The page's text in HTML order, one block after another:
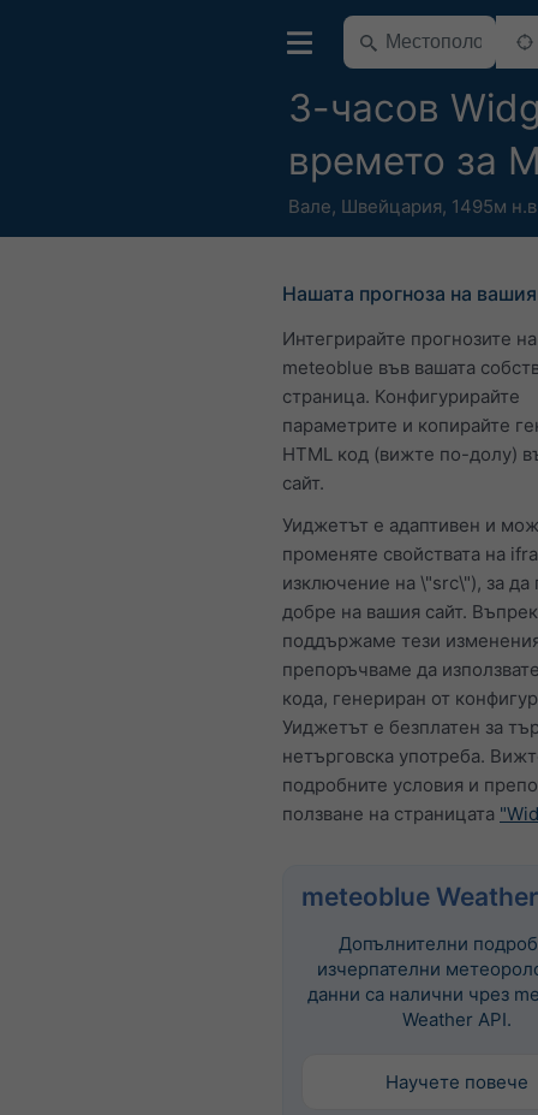
3-часов
времето за
Вале, Швейцария, 1495м
Нашата прогноза на
Интегрирайте прогнозите на
meteoblue във вашата
страница. Конфигурирайте
параметрите и копирайте
HTML код (вижте по-долу)
сайт.
Уиджетът е адаптивен и
променяте свойствата на
изключение на \"src\"), за да
добре на вашия сайт.
поддържаме тези
препоръчваме да
кода, генериран от
Уиджетът е безплатен за
нетърговска употреба.
подробните условия и
ползване на страницата
meteoblue
Допълнителни
изчерпателни
данни са налични чрез
Weather API.
Научете повече